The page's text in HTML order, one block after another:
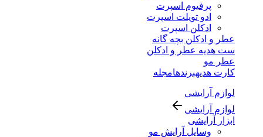
پرفیوم اسپرت
ادو تویلت اسپرت
ادکلن اسپرت
عطر و ادکلن بچه گانه
ست هدیه عطر و ادکلن
عطر مو
کارت هدیهبرندهامجله
لوازم آرایشی
لوازم آرایشی
ابزار آرایشی
وسایل آرایش مو